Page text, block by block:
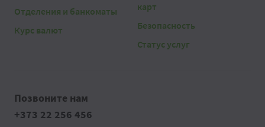
Отделения и банкоматы
Курс валют
карт
Безопасность
Статус услуг
Позвоните нам
+373 22 256 456